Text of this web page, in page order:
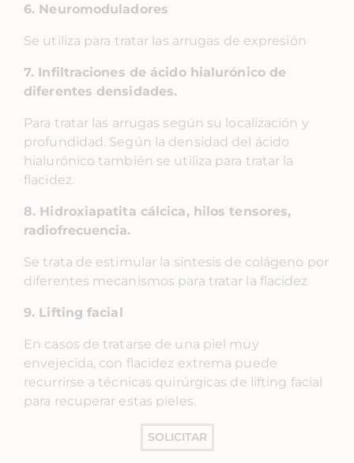
6. Neuromoduladores
Se utiliza para tratar las arrugas de expresión
7. Infiltraciones de ácido hialurónico de
diferentes densidades.
Para tratar las arrugas según su localización y
profundidad. Según la densidad del ácido
hialurónico también se utiliza para tratar la
flacidez.
8. Hidroxiapatita cálcica, hilos tensores,
radiofrecuencia.
Se trata de estimular la síntesis de colágeno por
diferentes mecanismos para tratar la flacidez
9. Lifting facial
En casos de tratarse de una piel muy
envejecida, con flacidez extrema puede
recurrirse a técnicas quirúrgicas de lifting facial
para recuperar estas pieles.
SOLICITAR